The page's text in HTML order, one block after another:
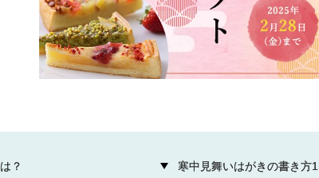
？ 寒中見舞いはがきの書き方1